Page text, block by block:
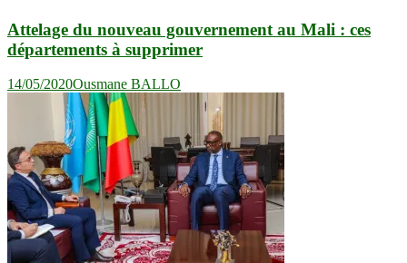
Attelage du nouveau gouvernement au Mali : ces
départements à supprimer
14/05/2020Ousmane BALLO